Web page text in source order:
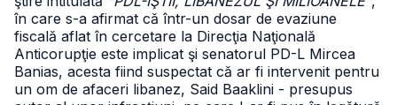
în care s-a afirmat că într-un dosar de evaziune
fiscală aflat în cercetare la Direcţia Naţională
Anticorupţie este implicat şi senatorul PD-L Mircea
Banias, acesta fiind suspectat că ar fi intervenit pentru
un om de afaceri libanez, Said Baaklini - presupus